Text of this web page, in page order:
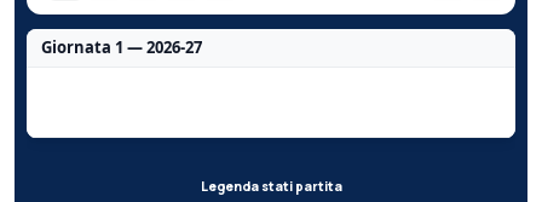
Giornata 1 — 2026-27
Legenda stati partita